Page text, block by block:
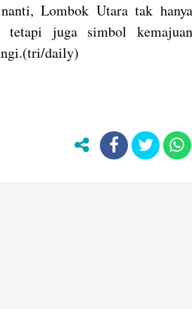
Lombok Utara tak hanya
tetapi juga simbol kemajuan
daily)